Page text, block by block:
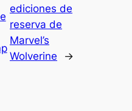
ediciones de
reserva de
Marvel’s
Wolverine
→